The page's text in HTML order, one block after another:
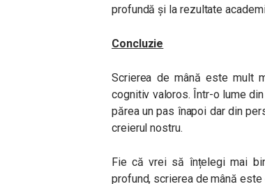
profundă și la rezultate
Concluzie
Scrierea de mână este mult
cognitiv valoros. Într-o lume
părea un pas înapoi dar din
creierul nostru.
Fie că vrei să înțelegi mai
profund, scrierea de mână